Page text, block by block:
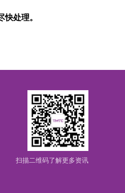
处理。
扫描二维码了解更多资讯